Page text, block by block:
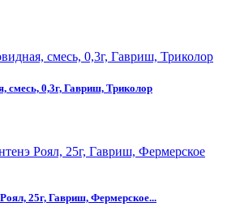
смесь, 0,3г, Гавриш, Триколор
25г, Гавриш, Фермерское...